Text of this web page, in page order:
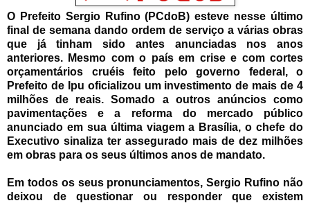
O Prefeito Sergio Rufino (PCdoB) esteve nesse último
final de semana dando ordem de serviço a várias obras
que já tinham sido antes anunciadas nos anos
anteriores. Mesmo com o país em crise e com cortes
orçamentários cruéis feito pelo governo federal, o
Prefeito de Ipu oficializou um investimento de mais de 4
milhões de reais. Somado a outros anúncios como
pavimentações e a reforma do mercado público
anunciado em sua última viagem a Brasília, o chefe do
Executivo sinaliza ter assegurado mais de dez milhões
em obras para os seus últimos anos de mandato.
Em todos os seus pronunciamentos, Sergio Rufino não
deixou de questionar ou responder que existem